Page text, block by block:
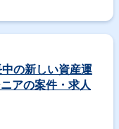
アの効率的な利用の模
ギャップを埋めることで
- 正しく言語・ミドル
提供します。積極的に
解決を援助していただ
の新しい資産運
アの案件・求人